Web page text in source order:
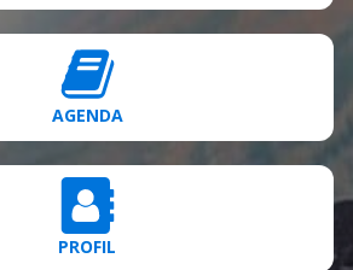
AGENDA
PROFIL